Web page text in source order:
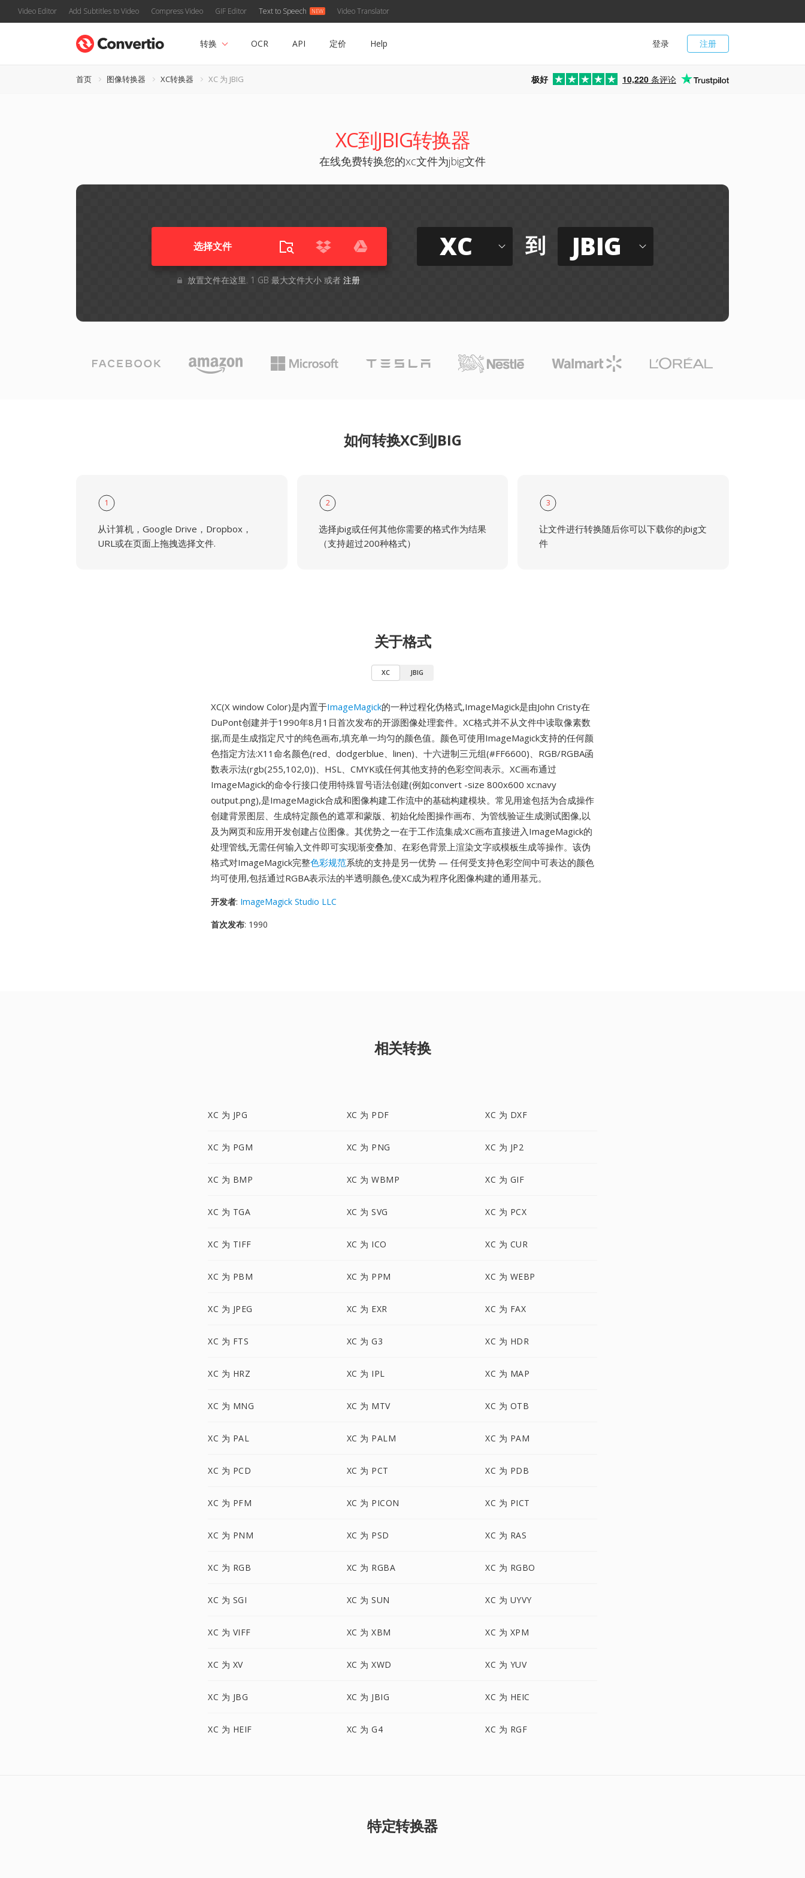
Video Editor Add Subtitles to Video Compress Video GIF Editor Text to Speech Video Translator
注册
登录
转换 OCR API 定价 Help
首页 图像转换器 XC转换器 XC 为 JBIG 极好 10,220 条评论
XC到JBIG转换器
在线免费转换您的xc文件为jbig文件
选择文件
放置文件在这里. 1 GB 最大文件大小 或者 注册
XC 到 JBIG
如何转换XC到JBIG
1
从计算机，Google Drive，Dropbox，
URL或在页面上拖拽选择文件.
2
选择jbig或任何其他你需要的格式作为结果
（支持超过200种格式）
3
让文件进行转换随后你可以下载你的jbig文
件
关于格式
XC JBIG
XC(X window Color)是内置于ImageMagick的一种过程化伪格式,ImageMagick是由John Cristy在
DuPont创建并于1990年8月1日首次发布的开源图像处理套件。XC格式并不从文件中读取像素数
据,而是生成指定尺寸的纯色画布,填充单一均匀的颜色值。颜色可使用ImageMagick支持的任何颜
色指定方法:X11命名颜色(red、dodgerblue、linen)、十六进制三元组(#FF6600)、RGB/RGBA函
数表示法(rgb(255,102,0))、HSL、CMYK或任何其他支持的色彩空间表示。XC画布通过
ImageMagick的命令行接口使用特殊冒号语法创建(例如convert -size 800x600 xc:navy
output.png),是ImageMagick合成和图像构建工作流中的基础构建模块。常见用途包括为合成操作
创建背景图层、生成特定颜色的遮罩和蒙版、初始化绘图操作画布、为管线验证生成测试图像,以
及为网页和应用开发创建占位图像。其优势之一在于工作流集成:XC画布直接进入ImageMagick的
处理管线,无需任何输入文件即可实现渐变叠加、在彩色背景上渲染文字或模板生成等操作。该伪
格式对ImageMagick完整色彩规范系统的支持是另一优势 — 任何受支持色彩空间中可表达的颜色
均可使用,包括通过RGBA表示法的半透明颜色,使XC成为程序化图像构建的通用基元。
开发者: ImageMagick Studio LLC
首次发布: 1990
相关转换
XC 为 JPG XC 为 PDF XC 为 DXF
XC 为 PGM XC 为 PNG XC 为 JP2
XC 为 BMP XC 为 WBMP XC 为 GIF
XC 为 TGA XC 为 SVG XC 为 PCX
XC 为 TIFF XC 为 ICO XC 为 CUR
XC 为 PBM XC 为 PPM XC 为 WEBP
XC 为 JPEG XC 为 EXR XC 为 FAX
XC 为 FTS XC 为 G3 XC 为 HDR
XC 为 HRZ XC 为 IPL XC 为 MAP
XC 为 MNG XC 为 MTV XC 为 OTB
XC 为 PAL XC 为 PALM XC 为 PAM
XC 为 PCD XC 为 PCT XC 为 PDB
XC 为 PFM XC 为 PICON XC 为 PICT
XC 为 PNM XC 为 PSD XC 为 RAS
XC 为 RGB XC 为 RGBA XC 为 RGBO
XC 为 SGI XC 为 SUN XC 为 UYVY
XC 为 VIFF XC 为 XBM XC 为 XPM
XC 为 XV XC 为 XWD XC 为 YUV
XC 为 JBG XC 为 JBIG XC 为 HEIC
XC 为 HEIF XC 为 G4 XC 为 RGF
特定转换器